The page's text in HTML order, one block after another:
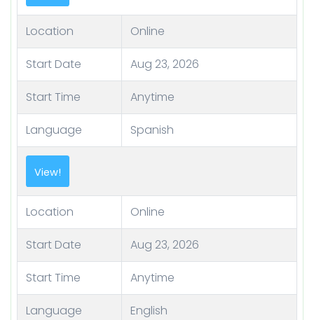
Location Online
Start Date Aug 23, 2026
Start Time Anytime
Language Spanish
View!
Location Online
Start Date Aug 23, 2026
Start Time Anytime
Language English